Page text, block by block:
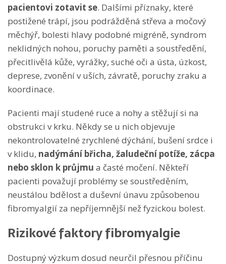
pacientovi zotavit se. Dalšími příznaky, které
postižené trápí, jsou podrážděná střeva a močový
měchýř, bolesti hlavy podobné migréně, syndrom
neklidných nohou, poruchy paměti a soustředění,
přecitlivělá kůže, vyrážky, suché oči a ústa, úzkost,
deprese, zvonění v uších, závratě, poruchy zraku a
koordinace.
Pacienti mají studené ruce a nohy a stěžují si na
obstrukci v krku. Někdy se u nich objevuje
nekontrolovatelné zrychlené dýchání, bušení srdce i
v klidu, nadýmání břicha, žaludeční potíže, zácpa
nebo sklon k průjmu a časté močení. Někteří
pacienti považují problémy se soustředěním,
neustálou bdělost a duševní únavu způsobenou
fibromyalgií za nepříjemnější než fyzickou bolest.
Rizikové faktory fibromyalgie
Dostupný výzkum dosud neurčil přesnou příčinu